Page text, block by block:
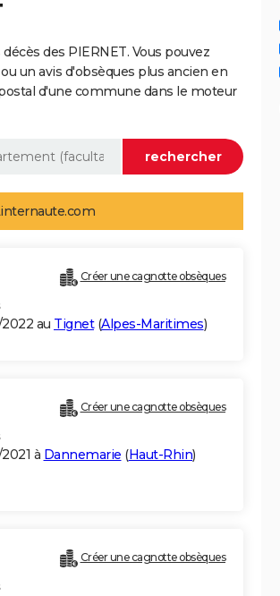
des PIERNET. Vous pouvez
un avis d'obsèques plus ancien en
d'une commune dans le moteur
Créer une cagnotte obsèques
au Tignet(Alpes-Maritimes)
Créer une cagnotte obsèques
à Dannemarie (Haut-Rhin)
Créer une cagnotte obsèques